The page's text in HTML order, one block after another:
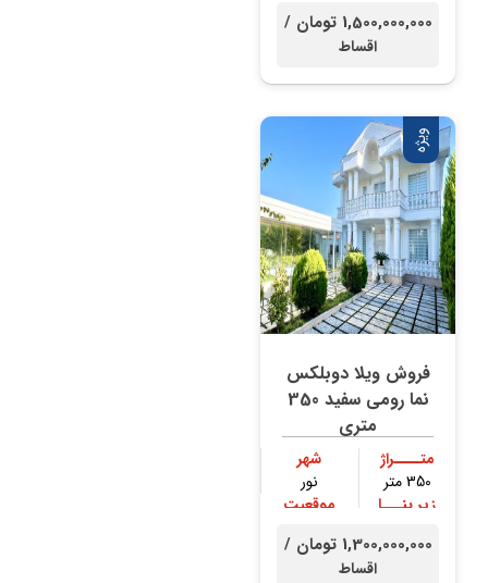
1,500,000,000 تومان /
اقساط
ویژه
فروش ویلا دوبلکس
نما رومی سفید 350
متری
متــــراژ
350 متر
شهر
نور
زیر بنـــا
موقعیت
1,300,000,000 تومان /
اقساط